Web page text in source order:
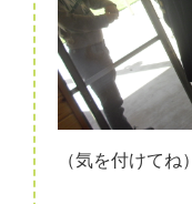
（気を付けてね）